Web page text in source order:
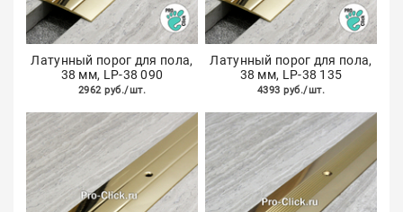
Латунный порог для пола,
38 мм, LP-38 090
2962 руб./шт.
Латунный порог для пола,
38 мм, LP-38 135
4393 руб./шт.